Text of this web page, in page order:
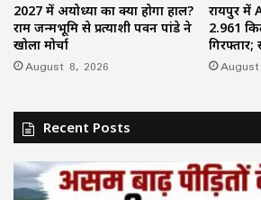
2027 में अयोध्या का क्या होगा हाल?
राम जन्मभूमि से प्रत्याशी पवन पांडे ने
खोला मोर्चा
August 8, 2026
रायपुर में
2.961
Recent Posts